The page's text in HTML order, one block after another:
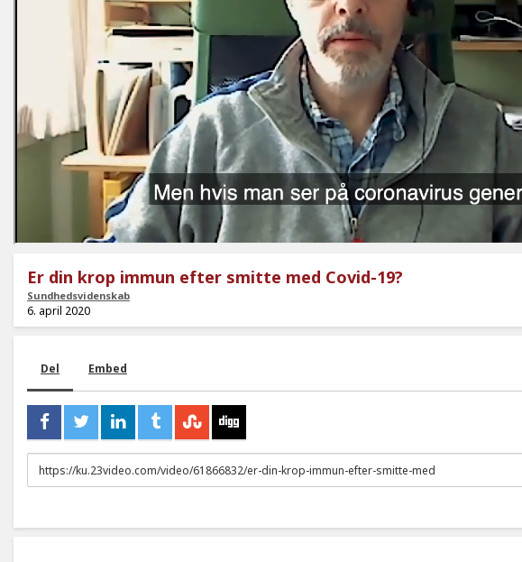
Er din krop immun efter smitte med Covid-19?
Sundhedsvidenskab
6. april 2020
Del Embed
URL
to